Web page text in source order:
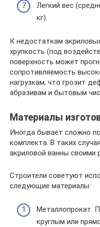
Легкий вес
кг).
К недостаткам
хрупкость (под
поверхность может
сопротивляемость
нагрузкам, что грозит
абразивам и бытовым
Материалы
Иногда бывает сложно
комплекта. В таких
акриловой ванны своими
Строители советуют
следующие материалы:
Металлопрокат.
круглым или